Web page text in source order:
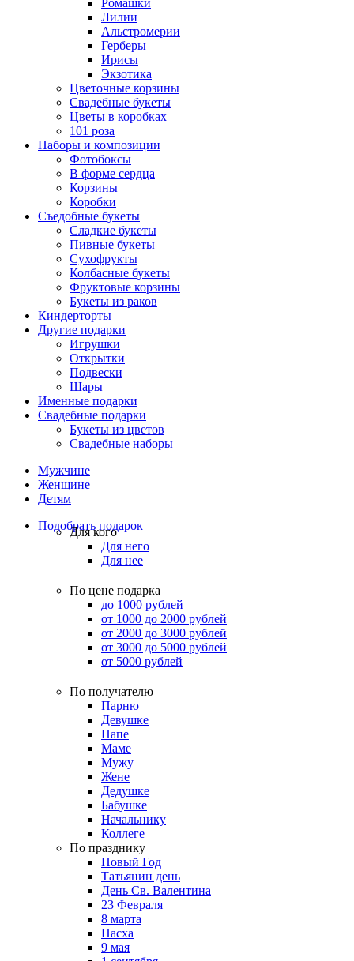
Ромашки
Лилии
Альстромерии
Герберы
Ириcы
Экзотика
Цветочные корзины
Свадебные букеты
Цветы в коробках
101 роза
Наборы и композиции
Фотобоксы
В форме сердца
Корзины
Коробки
Съедобные букеты
Сладкие букеты
Пивные букеты
Сухофрукты
Колбасные букеты
Фруктовые корзины
Букеты из раков
Киндерторты
Другие подарки
Игрушки
Открытки
Подвески
Шары
Именные подарки
Свадебные подарки
Букеты из цветов
Свадебные наборы
Мужчине
Женщине
Детям
Подобрать подарок
Для кого
Для него
Для нее
По цене подарка
до 1000 рублей
от 1000 до 2000 рублей
от 2000 до 3000 рублей
от 3000 до 5000 рублей
от 5000 рублей
По получателю
Парню
Девушке
Папе
Маме
Мужу
Жене
Дедушке
Бабушке
Начальнику
Коллеге
По празднику
Новый Год
Татьянин день
День Св. Валентина
23 Февраля
8 марта
Пасха
9 мая